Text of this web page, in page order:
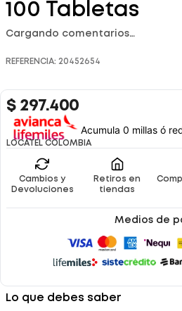
100 Tabletas
Cargando comentarios…
REFERENCIA: 20452654
$ 297.400
Acumula 0 millas ó
LOCATEL COLOMBIA
Cambios y
Devoluciones
Retiros en
tiendas
Medios de
Lo que debes saber